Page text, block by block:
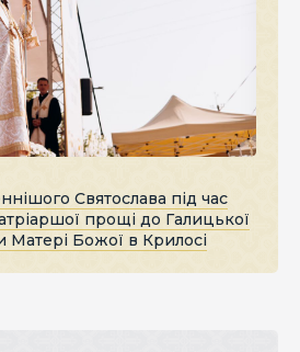
Святослава під час
прощі до Галицької
Матері Божої в Крилосі